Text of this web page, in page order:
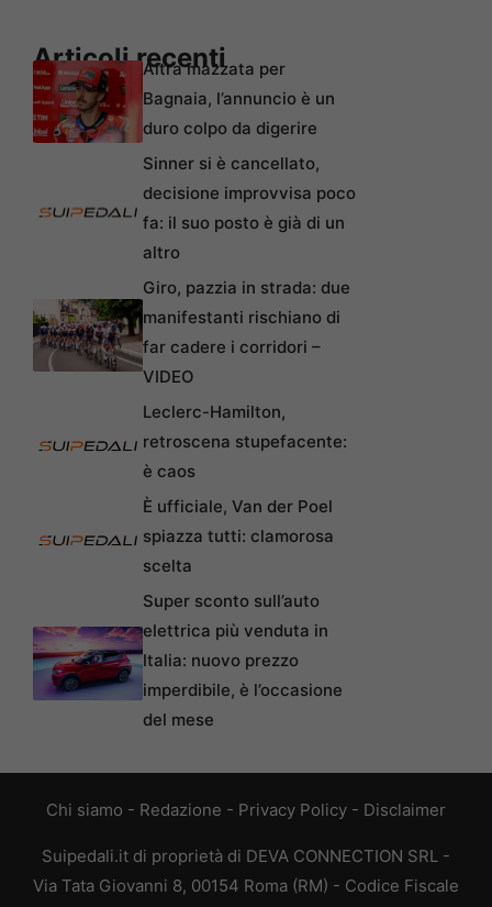
Articoli recenti
Altra mazzata per
Bagnaia, l’annuncio è un
duro colpo da digerire
Sinner si è cancellato,
decisione improvvisa poco
fa: il suo posto è già di un
altro
Giro, pazzia in strada: due
manifestanti rischiano di
far cadere i corridori –
VIDEO
Leclerc-Hamilton,
retroscena stupefacente:
è caos
È ufficiale, Van der Poel
spiazza tutti: clamorosa
scelta
Super sconto sull’auto
elettrica più venduta in
Italia: nuovo prezzo
imperdibile, è l’occasione
del mese
Chi siamo - Redazione - Privacy Policy - Disclaimer
Suipedali.it di proprietà di DEVA CONNECTION SRL -
Via Tata Giovanni 8, 00154 Roma (RM) - Codice Fiscale